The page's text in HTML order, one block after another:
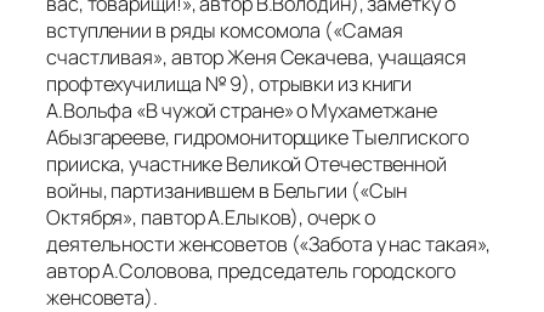
вступлении в ряды комсомола («Самая
счастливая», автор Женя Секачева, учащаяся
профтехучилища № 9), отрывки из книги
А.Вольфа «В чужой стране» о Мухаметжане
Абызгарееве, гидромониторщике Тыелгиского
прииска, участнике Великой Отечественной
войны, партизанившем в Бельгии («Сын
Октября», павтор А.Елыков), очерк о
деятельности женсоветов («Забота у нас такая»,
автор А.Соловова, председатель городского
женсовета).